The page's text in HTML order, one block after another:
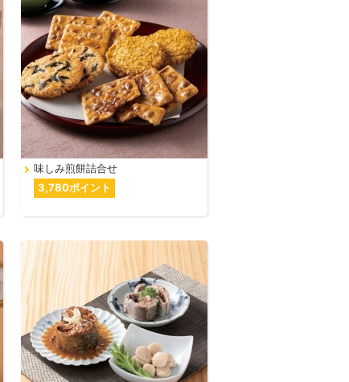
味しみ煎餅詰合せ
3,780ポイント